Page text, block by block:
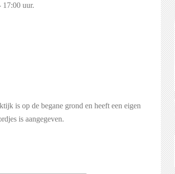
17:00 uur.
is op de begane grond en heeft een eigen
is aangegeven.